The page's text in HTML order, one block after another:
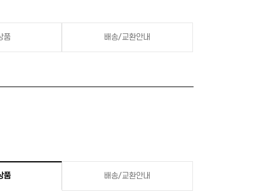
품 배송/교환안내
품 배송/교환안내